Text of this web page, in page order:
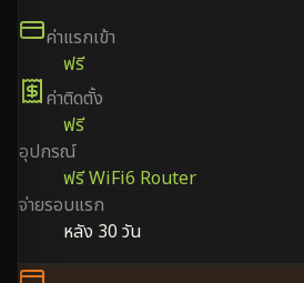
ค่าแรกเข้า
ฟรี
ค่าติดตั้ง
ฟรี
อุปกรณ์
ฟรี WiFi6 Router
จ่ายรอบแรก
หลัง 30 วัน